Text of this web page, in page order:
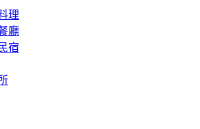
理
廳
宿